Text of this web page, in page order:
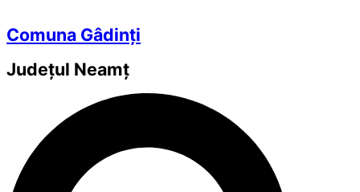
Comuna Gâdinți
Județul Neamț